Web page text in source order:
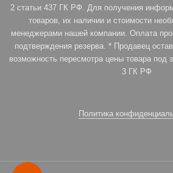
2 статьи 437 ГК РФ. Для получения
товаров, их наличии и стоимости
менеджерами нашей компании. Оплата
подтверждения резерва. * Продавец
возможность пересмотра цены товара под
3 ГК РФ
Политика